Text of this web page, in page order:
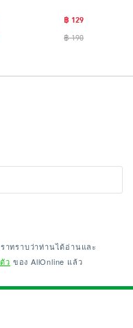
฿ 129
฿ 190
าทราบว่าท่านได้อ่านและ
ว ของ AllOnline แล้ว